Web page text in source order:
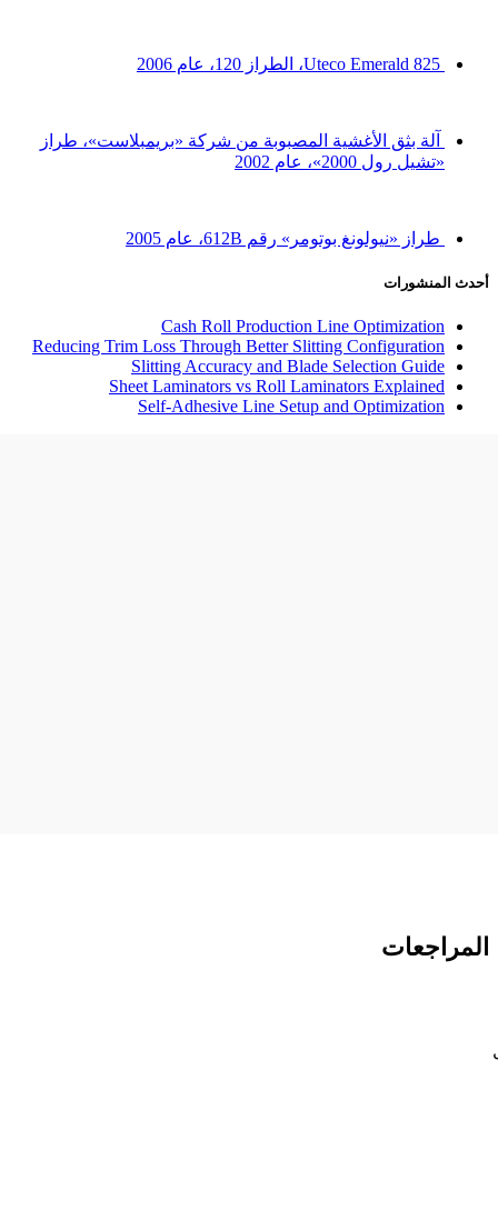
Uteco Emerald 825، الطراز 120، عام 2006
آلة بثق الأغشية المصبوبة من شركة «بريمبلاست»، طراز
«تشيل رول 2000»، عام 2002
طراز «نيولونغ بوتومر» رقم 612B، عام 2005
أحدث المنشورات
Cash Roll Production Line Optimization
Reducing Trim Loss Through Better Slitting Configuration
Slitting Accuracy and Blade Selection Guide
Sheet Laminators vs Roll Laminators Explained
Self-Adhesive Line Setup and Optimization
المراجعات